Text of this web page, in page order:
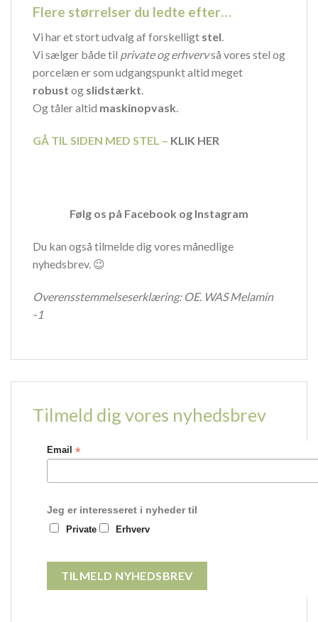
Flere størrelser du ledte efter…
Vi har et stort udvalg af forskelligt stel
Vi sælger både til private og erhvervså vores stel og
porcelæn er som udgangspunkt altid meget
robust og slidstærkt
Og tåler altid maskinopvask
GÅ TIL SIDEN MED STEL – KLIK HER
Følg os på Facebook og Instagram
Du kan også tilmelde dig vores månedlige
nyhedsbrev. 😉
Overensstemmelseserklæring: OE. WAS Melamin
-1
Tilmeld dig vores nyhedsbrev
Email *
Jeg er interesseret i nyheder til
Private Erhverv